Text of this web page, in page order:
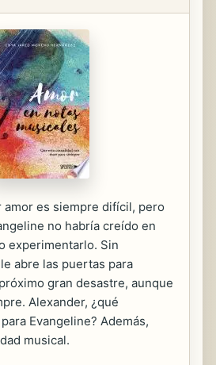
amor es siempre difícil, pero
no habría creído en
experimentarlo. Sin
abre las puertas para
gran desastre, aunque
Alexander, ¿qué
Evangeline? Además,
musical.